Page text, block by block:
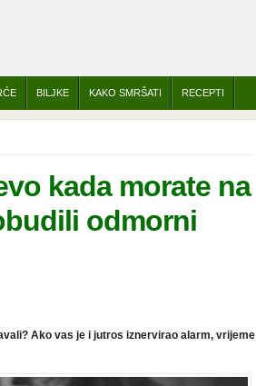
BILJKE KAKO SMRŠATI RECEPTI
kada morate na
odmorni
Ako vas je i jutros iznervirao alarm, vrijeme